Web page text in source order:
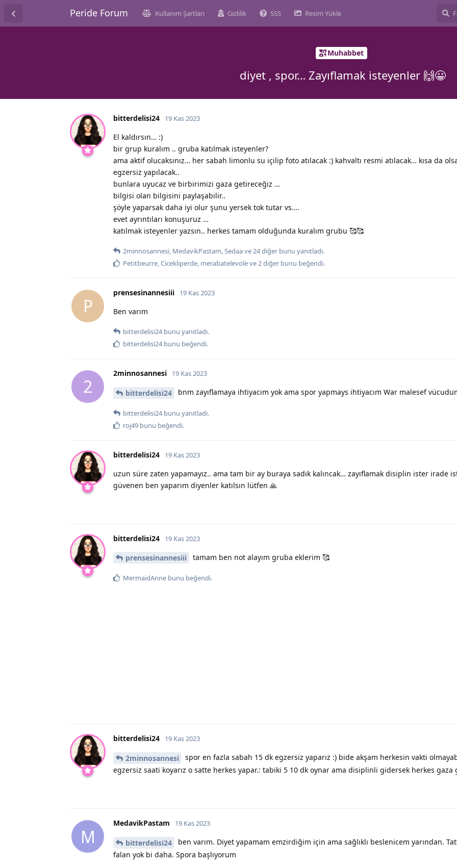
Peride Forum Kullanım Şartları Gizlilik SSS Resim Yükle
Muhabbet
diyet , spor… Zayıflamak isteyenler 🙌😀
bitterdelisi24 19 Kas 2023
El kaldırsın… :)
bir grup kuralım .. gruba katılmak isteyenler?
ama aktif olucaksınız… her sabah limonlu su içilip foto atılacak :) kahvaltı resmi atılacak… kısa da
egzersiz yapılacak..
bunlara uyucaz ve birbirimizi gaza getireceğiz …
bilgisi olan bilgisini paylaşabilir..
şöyle yaparsak daha iyi olur şunu yersek tok tutar vs….
evet ayrıntıları konuşuruz …
katılmak isteyenler yazsın.. herkes tamam olduğunda kuralım grubu 🥰🥰
2minnosannesi, MedavikPastam,Sedaave24diğer bunu yanıtladı.
Petitbeurre,Cicekliperde, merabatelevoleve2diğer bunu beğendi.
P
prensesinannesiii 19 Kas 2023
Ben varım
bitterdelisi24bunu yanıtladı.
bitterdelisi24bunu beğendi.
2
2minnosannesi 19 Kas 2023
bitterdelisi24 bnm zayıflamaya ihtiyacım yok ama spor yapmays ihtiyacım War malesef
bitterdelisi24bunu yanıtladı.
roj49 bunu beğendi.
bitterdelisi24 19 Kas 2023
uzun süre zaten yapamayız.. ama tam bir ay buraya sadık kalıncak… zayıflamak disiplin ister irade
güvenen ben yaparım diyenler katılsın lütfen 🙏
bitterdelisi24 19 Kas 2023
prensesinannesiii tamam ben not alayım gruba eklerim 🥰
MermaidAnne bunu beğendi.
bitterdelisi24 19 Kas 2023
2minnosannesi
spor en fazla sabah 15 dk egzersiz yaparız :) bide akşam herkesin vakti
egzersiz saati koyarız o satte herkes yapar.: tabiki 5 10 dk oynar ama disiplinli gidersek herkes gaza
M
MedavikPastam 19 Kas 2023
bitterdelisi24
ben varım. Diyet yapamam emzirdiğim için ama sağlıklı beslenicem yarından.
falan yok bi daha. Spora başlıyorum